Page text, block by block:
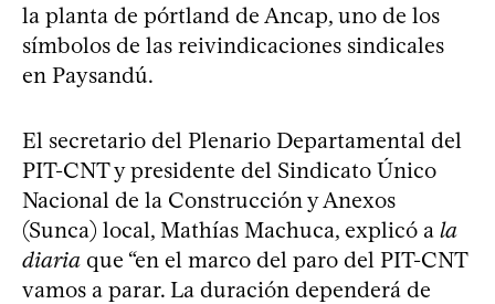
la planta de pórtland de Ancap, uno de los
símbolos de las reivindicaciones sindicales
en Paysandú.
El secretario del Plenario Departamental del
PIT-CNT y presidente del Sindicato Único
Nacional de la Construcción y Anexos
(Sunca) local, Mathías Machuca, explicó a la
diaria que “en el marco del paro del PIT-CNT
vamos a parar. La duración dependerá de